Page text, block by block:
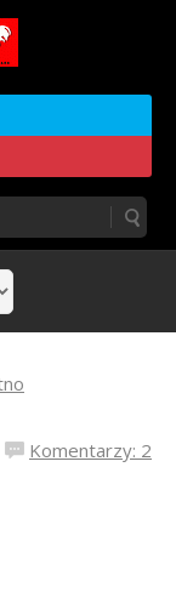
Komentarzy: 2